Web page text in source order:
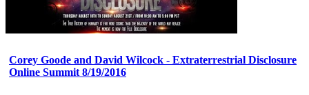
Corey Goode and David Wilcock - Extraterrestrial Disclosure
Online Summit 8/19/2016